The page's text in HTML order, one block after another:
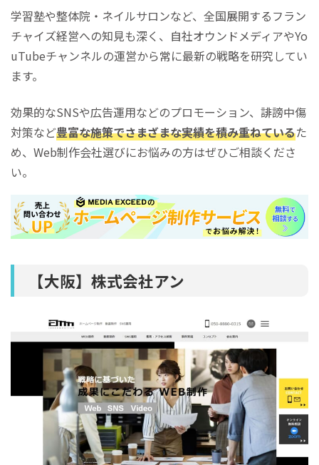
学習塾や整体院・ネイルサロンなど、全国展開するフラン
チャイズ経営への知見も深く、自社オウンドメディアやYo
uTubeチャンネルの運営から常に最新の戦略を研究してい
ます。
効果的なSNSや広告運用などのプロモーション、誹謗中傷
対策など豊富な施策でさまざまな実績を積み重ねているた
め、Web制作会社選びにお悩みの方はぜひご相談くださ
い。
【大阪】株式会社アン